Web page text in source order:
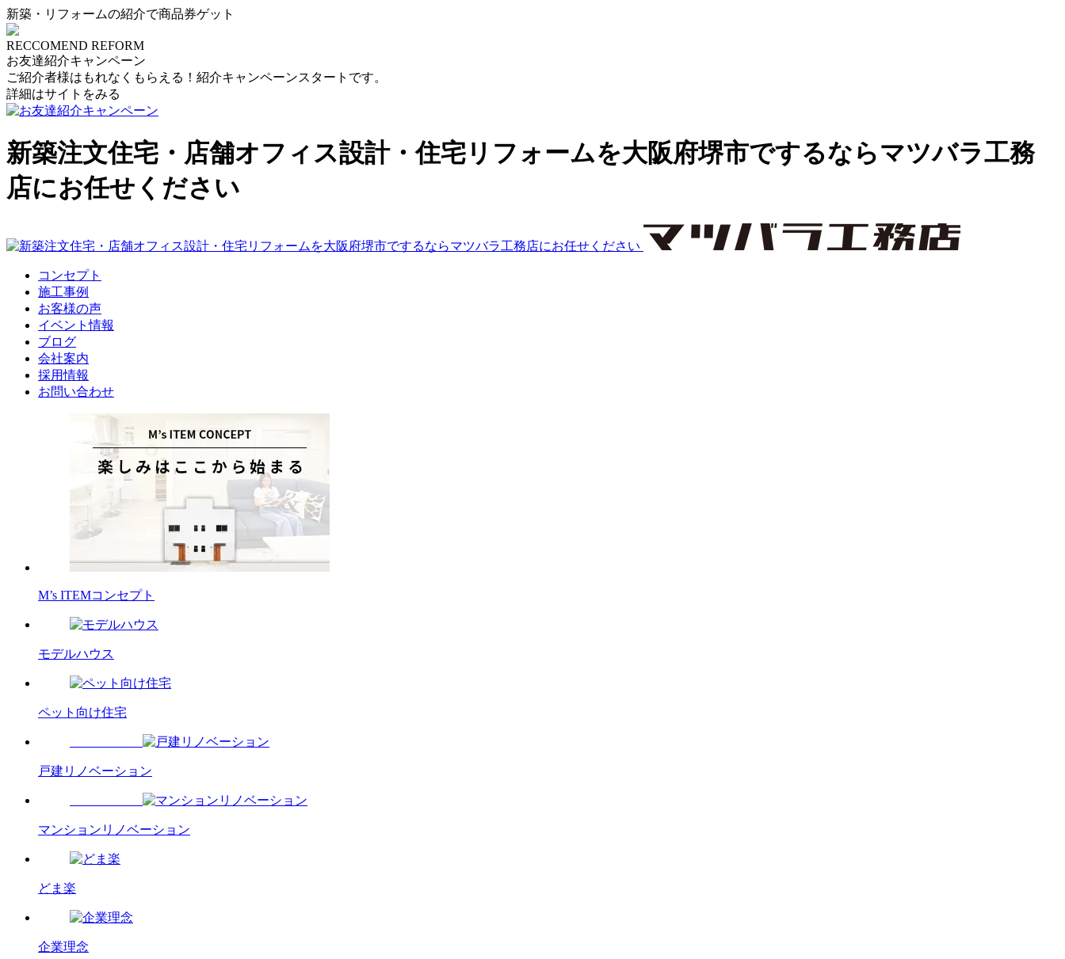
新築・リフォームの紹介で商品券ゲット
RECCOMEND REFORM
お友達紹介キャンペーン
ご紹介者様はもれなくもらえる！紹介キャンペーンスタートです。
詳細はサイトをみる
新築注文住宅・店舗オフィス設計・住宅リフォームを大阪府堺市でするならマツバラ工務
店にお任せください
コンセプト
施工事例
お客様の声
イベント情報
ブログ
会社案内
採用情報
お問い合わせ
M’s ITEMコンセプト
モデルハウス
ペット向け住宅
戸建リノベーション
マンションリノベーション
どま楽
企業理念